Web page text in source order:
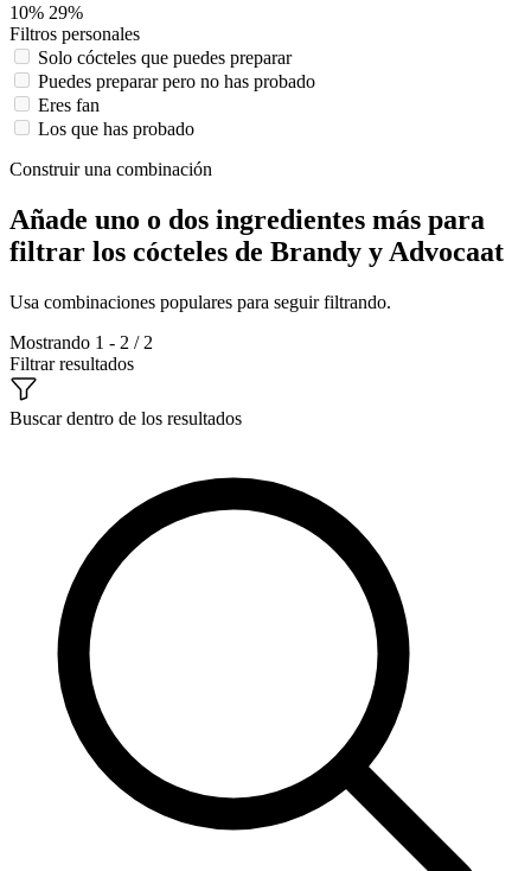
10% 29%
Filtros personales
Solo cócteles que puedes preparar
Puedes preparar pero no has probado
Eres fan
Los que has probado
Construir una combinación
Añade uno o dos ingredientes más para
filtrar los cócteles de Brandy y Advocaat
Usa combinaciones populares para seguir filtrando.
Mostrando 1 - 2 / 2
Filtrar resultados
Buscar dentro de los resultados